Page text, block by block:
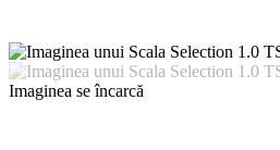
Imaginea se încarcă